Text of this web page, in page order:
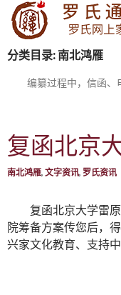
SKIP TO CONTENT
分类目录: 南北鸿雁
编纂过程中，信函
复函北京
南北鸿雁, 文字资讯, 罗氏资讯
复函北京大学雷
院筹备方案传您后，
兴家文化教育、支持